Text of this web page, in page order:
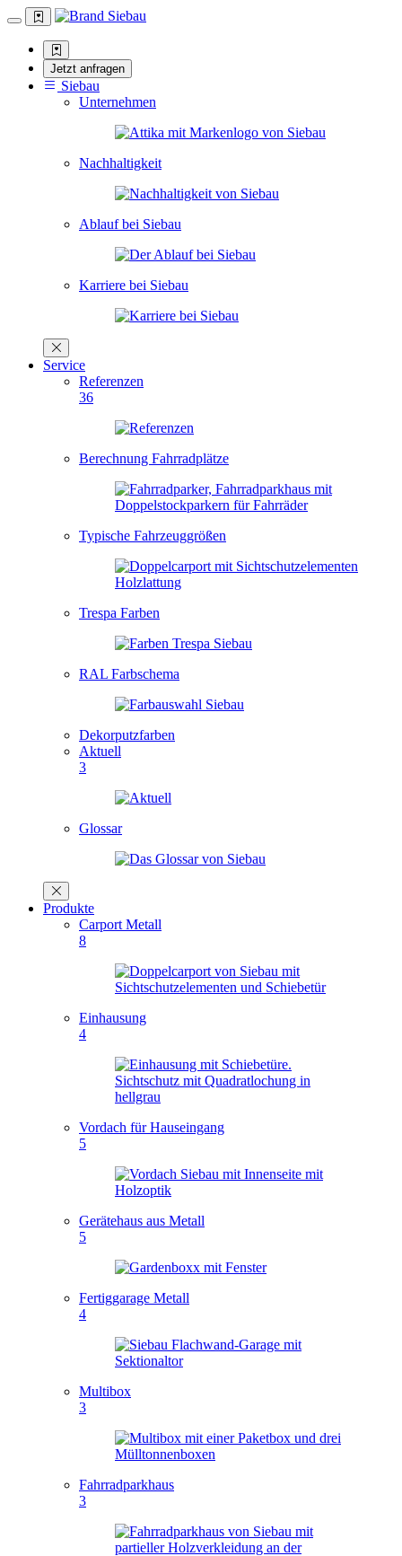
Jetzt anfragen
Siebau
Unternehmen
Nachhaltigkeit
Ablauf bei Siebau
Karriere bei Siebau
Service
Referenzen
36
Berechnung Fahrradplätze
Typische Fahrzeuggrößen
Trespa Farben
RAL Farbschema
Dekorputzfarben
Aktuell
3
Glossar
Produkte
Carport Metall
8
Einhausung
4
Vordach für Hauseingang
5
Gerätehaus aus Metall
5
Fertiggarage Metall
4
Multibox
3
Fahrradparkhaus
3